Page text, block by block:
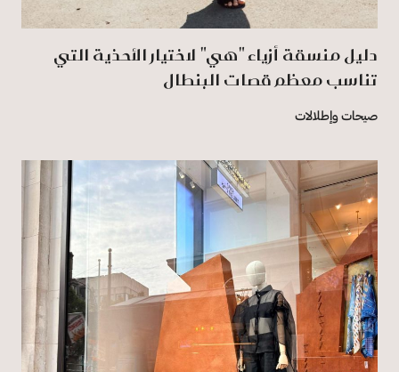
دليل منسقة أزياء "هي" لاختيار الأحذية التي
تناسب معظم قصات البنطال ‏
صيحات وإطلالات